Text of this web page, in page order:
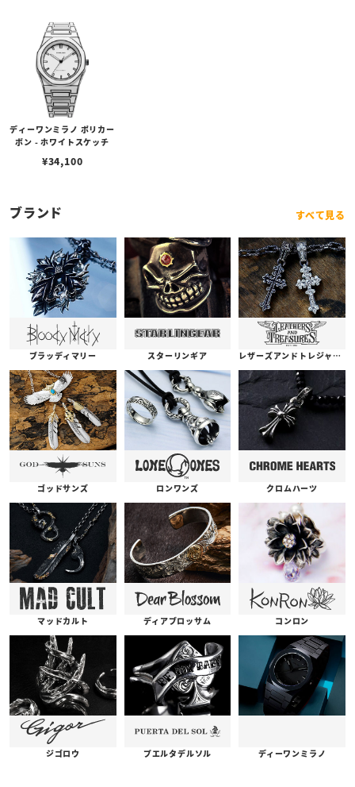
ディーワンミラノ ポリカー
ボン - ホワイトスケッチ
¥34,100
ブランド すべて見る
ブラッディマリー スターリンギア レザーズアンドトレジャーズ
ゴッドサンズ ロンワンズ クロムハーツ
マッドカルト ディアブロッサム コンロン
ジゴロウ プエルタデルソル ディーワンミラノ